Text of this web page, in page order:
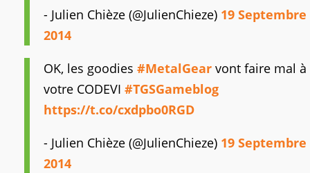
- Julien Chièze (@JulienChieze) 19 Septembre
2014
OK, les goodies #MetalGear vont faire mal à
votre CODEVI #TGSGameblog
https://t.co/cxdpbo0RGD
- Julien Chièze (@JulienChieze) 19 Septembre
2014